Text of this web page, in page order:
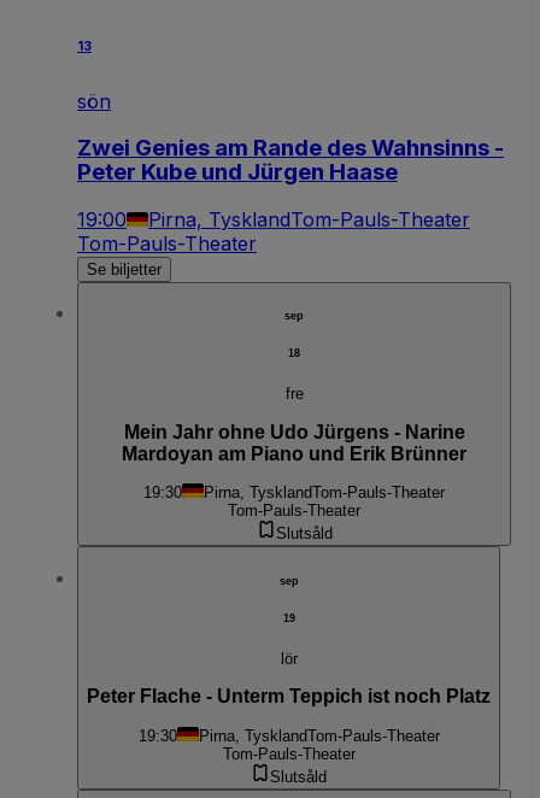
13
sön
Zwei Genies am Rande des Wahnsinns -
Peter Kube und Jürgen Haase
19:00 Pirna, TysklandTom-Pauls-Theater
Tom-Pauls-Theater
Se biljetter
sep
18
fre
Mein Jahr ohne Udo Jürgens - Narine
Mardoyan am Piano und Erik Brünner
19:30 Pirna, TysklandTom-Pauls-Theater
Tom-Pauls-Theater
Slutsåld
sep
19
lör
Peter Flache - Unterm Teppich ist noch Platz
19:30 Pirna, TysklandTom-Pauls-Theater
Tom-Pauls-Theater
Slutsåld